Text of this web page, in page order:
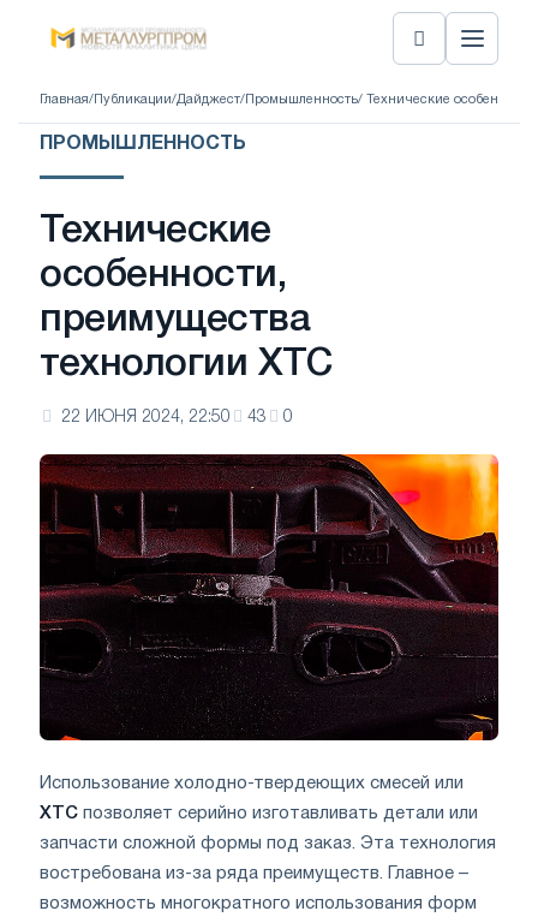
Главная/ Публикации/Дайджест/ Промышленность/ Технические
ПРОМЫШЛЕННОСТЬ
Технические
особенности,
преимущества
технологии ХТС
22 ИЮНЯ 2024, 22:50 43 0
Использование холодно-твердеющих смесей или
ХТС позволяет серийно изготавливать детали или
запчасти сложной формы под заказ. Эта технология
востребована из-за ряда преимуществ. Главное –
возможность многократного использования форм